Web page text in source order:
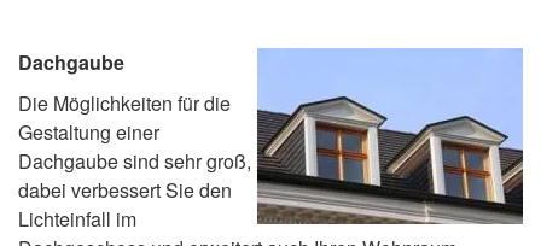
Dachgaube
Die Möglichkeiten für die
Gestaltung einer
Dachgaube sind sehr groß,
dabei verbessert Sie den
Lichteinfall im